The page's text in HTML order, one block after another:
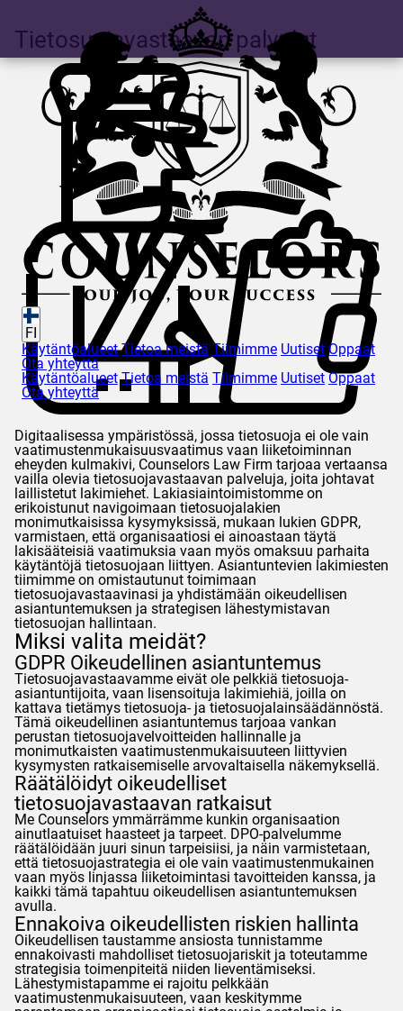
FI
Käytäntöalueet Tietoa meistä Tiimimme Uutiset Oppaat
Ota yhteyttä
Käytäntöalueet Tietoa meistä Tiimimme Uutiset Oppaat
Ota yhteyttä
Tietosuojavastaavan palvelut
Digitaalisessa ympäristössä, jossa tietosuoja ei ole vain
vaatimustenmukaisuusvaatimus vaan liiketoiminnan
eheyden kulmakivi, Counselors Law Firm tarjoaa vertaansa
vailla olevia tietosuojavastaavan palveluja, joita johtavat
laillistetut lakimiehet. Lakiasiaintoimistomme on
erikoistunut navigoimaan tietosuojalakien
monimutkaisissa kysymyksissä, mukaan lukien GDPR,
varmistaen, että organisaatiosi ei ainoastaan täytä
lakisääteisiä vaatimuksia vaan myös omaksuu parhaita
käytäntöjä tietosuojaan liittyen. Asiantuntevien lakimiesten
tiimimme on omistautunut toimimaan
tietosuojavastaavinasi ja yhdistämään oikeudellisen
asiantuntemuksen ja strategisen lähestymistavan
tietosuojan hallintaan.
Miksi valita meidät?
GDPR Oikeudellinen asiantuntemus
Tietosuojavastaavamme eivät ole pelkkiä tietosuoja-
asiantuntijoita, vaan lisensoituja lakimiehiä, joilla on
kattava tietämys tietosuoja- ja tietosuojalainsäädännöstä.
Tämä oikeudellinen asiantuntemus tarjoaa vankan
perustan tietosuojavelvoitteiden hallinnalle ja
monimutkaisten vaatimustenmukaisuuteen liittyvien
kysymysten ratkaisemiselle arvovaltaisella näkemyksellä.
Räätälöidyt oikeudelliset
tietosuojavastaavan ratkaisut
Me Counselors ymmärrämme kunkin organisaation
ainutlaatuiset haasteet ja tarpeet. DPO-palvelumme
räätälöidään juuri sinun tarpeisiisi, ja näin varmistetaan,
että tietosuojastrategia ei ole vain vaatimustenmukainen
vaan myös linjassa liiketoimintasi tavoitteiden kanssa, ja
kaikki tämä tapahtuu oikeudellisen asiantuntemuksen
avulla.
Ennakoiva oikeudellisten riskien hallinta
Oikeudellisen taustamme ansiosta tunnistamme
ennakoivasti mahdolliset tietosuojariskit ja toteutamme
strategisia toimenpiteitä niiden lieventämiseksi.
Lähestymistapamme ei rajoitu pelkkään
vaatimustenmukaisuuteen, vaan keskitymme